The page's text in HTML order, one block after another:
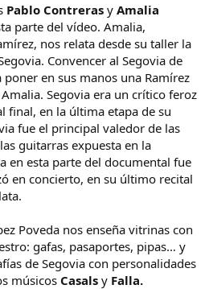
Pablo Contreras y Amalia
parte del vídeo. Amalia,
nos relata desde su taller la
Convencer al Segovia de
en sus manos una Ramírez
Segovia era un crítico feroz
final, en la última etapa de su
fue el principal valedor de las
guitarras expuesta en la
en esta parte del documental fue
en concierto, en su último recital
Poveda nos enseña vitrinas con
gafas, pasaportes, pipas… y
de Segovia con personalidades
músicos Casals y Falla.